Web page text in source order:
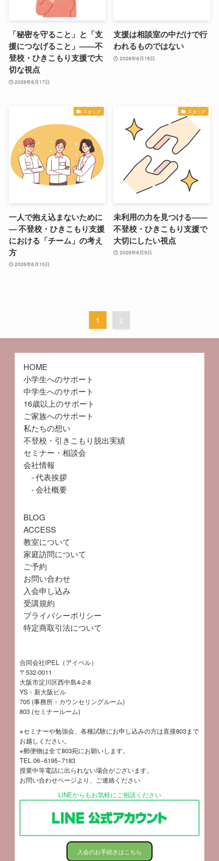
「秘密を守ること」と「支
援につなげること」――不
登校・ひきこもり支援で大
切な視点
2026年6月17日
支援は相談室の中だけで行
われるものではない
2026年6月16日
スタッフ
一人で抱え込まないために
― 不登校・ひきこもり支援
における「チーム」の考え
方
2026年6月10日
スタッフ
未利用の力を見つける――
不登校・ひきこもり支援で
大切にしたい視点
2026年6月9日
1 2
BLOG
ACCESS
教室について
家庭訪問について
ご予約
お問い合わせ
入会申し込み
受講規約
プライバシーポリシー
特定商取引法について
合同会社IPEL（アイペル）
〒532-0011
大阪市淀川区西中島4-2-8
YS・新大阪ビル
705 (事務所・カウンセリングルーム)
803 (セミナールーム)
※セミナーや勉強会、各種試験にお申し込みの方は直接803まで
お越しください。
※郵便物は全て803宛にお願いします。
TEL 06−6195−7183
授業中等電話に出られない場合がございます。
お問い合わせページより、ご連絡ください
LINEからもお気軽にご相談ください
入会のお手続きはこちら
HOME
小学生へのサポート
中学生へのサポート
16歳以上のサポート
ご家族へのサポート
私たちの想い
不登校・引きこもり脱出実績
セミナー・相談会
会社情報
代表挨拶
会社概要